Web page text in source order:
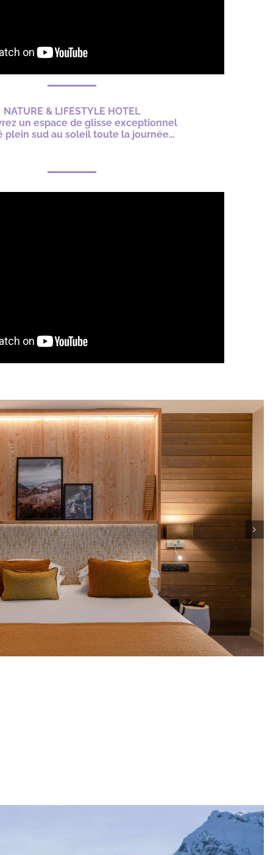
NATURE & LIFESTYLE HOTEL
un espace de glisse exceptionnel
plein sud au soleil toute la journée…